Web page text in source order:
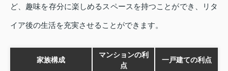
ど、趣味を存分に楽しめるスペースを持つことができ、リタ
イア後の生活を充実させることができます。
家族構成
マンションの利
点
一戸建ての利点